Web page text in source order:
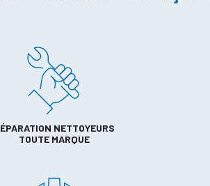
NETTOYEURS
TOUTE MARQUE